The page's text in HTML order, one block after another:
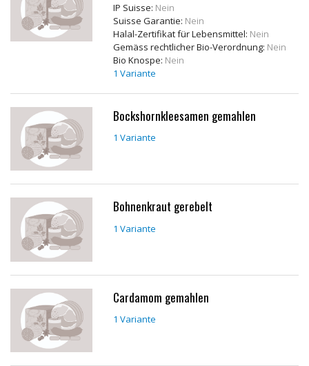
IP Suisse: Nein
Suisse Garantie: Nein
Halal-Zertifikat für Lebensmittel: Nein
Gemäss rechtlicher Bio-Verordnung: Nein
Bio Knospe: Nein
1 Variante
Bockshornkleesamen gemahlen
1 Variante
Bohnenkraut gerebelt
1 Variante
Cardamom gemahlen
1 Variante